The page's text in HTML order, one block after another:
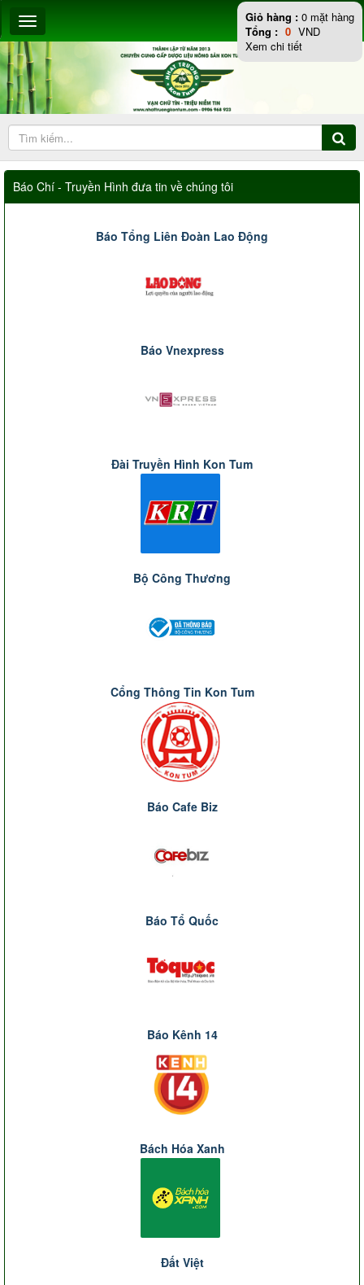
Báo Chí - Truyền Hình đưa tin về chúng tôi
Báo Tổng Liên Đoàn Lao Động
Báo Vnexpress
Đài Truyền Hình Kon Tum
Bộ Công Thương
Cổng Thông Tin Kon Tum
Báo Cafe Biz
Báo Tổ Quốc
Báo Kênh 14
Bách Hóa Xanh
Đất Việt
Giỏ hàng : 0 mặt hàng
Tổng : 0 VND
Xem chi tiết